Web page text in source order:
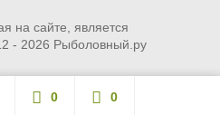
на сайте, является
- 2026 Рыболовный.ру
0 0